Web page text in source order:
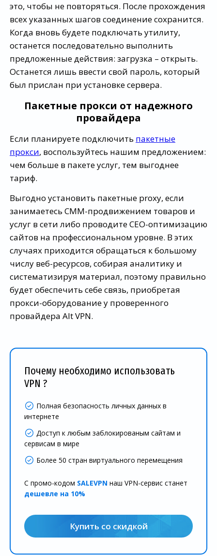
это, чтобы не повторяться. После прохождения
всех указанных шагов соединение сохранится.
Когда вновь будете подключать утилиту,
останется последовательно выполнить
предложенные действия: загрузка – открыть.
Останется лишь ввести свой пароль, который
был прислан при установке сервера.
Пакетные прокси от надежного
провайдера
Если планируете подключить пакетные
прокси, воспользуйтесь нашим предложением:
чем больше в пакете услуг, тем выгоднее
тариф.
Выгодно установить пакетные proxy, если
занимаетесь СММ-продвижением товаров и
услуг в сети либо проводите СЕО-оптимизацию
сайтов на профессиональном уровне. В этих
случаях приходится обращаться к большому
числу веб-ресурсов, собирая аналитику и
систематизируя материал, поэтому правильно
будет обеспечить себе связь, приобретая
прокси-оборудование у проверенного
провайдера Alt VPN.
Почему необходимо использовать
VPN ?
Полная безопасность личных данных в
интернете
Доступ к любым заблокированым сайтам и
сервисам в мире
Более 50 стран виртуального перемещения
С промо-кодом SALEVPN наш VPN-сервис станет
дешевле на 10%
Купить со скидкой